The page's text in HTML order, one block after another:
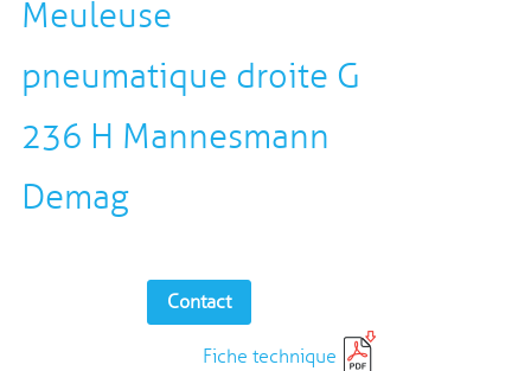
Meuleuse
pneumatique droite G
236 H Mannesmann
Demag
Contact
Fiche technique